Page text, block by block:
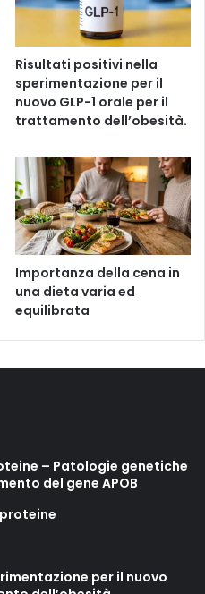
Risultati positivi nella
sperimentazione per il
nuovo GLP-1 orale per il
trattamento dell’obesità.
Importanza della cena in
una dieta varia ed
equilibrata
– Patologie genetiche
del gene APOB
per il nuovo